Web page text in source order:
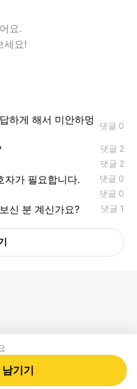
요.
세요!
하게 해서 미안하멍
댓글 0
댓글 2
댓글 2
자가 필요합니다. 댓글 0
댓글 0
신 분 계신가요? 댓글 1
남기기